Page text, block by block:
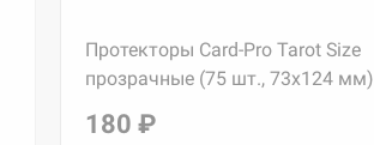
Протекторы Card-Pro Tarot Size
прозрачные (75 шт., 73x124 мм)
180 ₽